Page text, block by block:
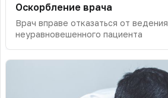
Оскорбление врача
Врач вправе отказаться от ведения
неуравновешенного пациента